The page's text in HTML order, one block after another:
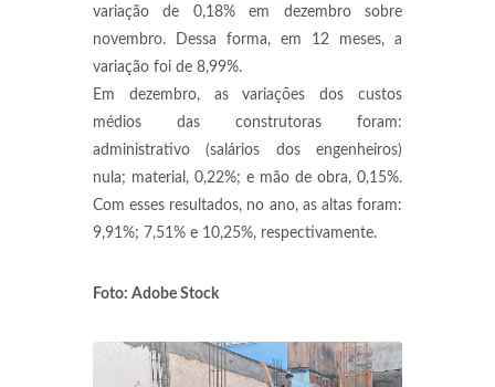
variação de 0,18% em dezembro sobre
novembro. Dessa forma, em 12 meses, a
variação foi de 8,99%.
Em dezembro, as variações dos custos
médios das construtoras foram:
administrativo (salários dos engenheiros)
nula; material, 0,22%; e mão de obra, 0,15%.
Com esses resultados, no ano, as altas foram:
9,91%; 7,51% e 10,25%, respectivamente.
Foto: Adobe Stock